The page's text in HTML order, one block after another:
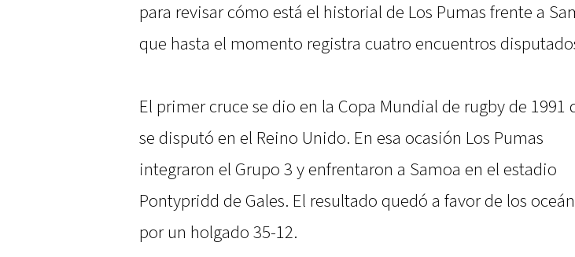
para revisar cómo está el historial de Los Pumas frente a
que hasta el momento registra cuatro encuentros
El primer cruce se dio en la Copa Mundial de rugby de 1991
se disputó en el Reino Unido. En esa ocasión Los Pumas
integraron el Grupo 3 y enfrentaron a Samoa en el estadio
Pontypridd de Gales. El resultado quedó a favor de los
por un holgado 35-12.